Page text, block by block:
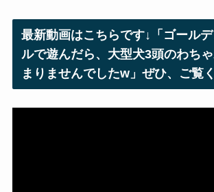
ス
最新動画はこちらです↓「ゴール
ルで遊んだら、大型犬3頭のわち
まりませんでしたw」ぜひ、ご覧